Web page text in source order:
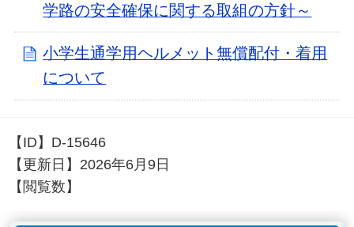
学路の安全確保に関する取組の方針～
小学生通学用ヘルメット無償配付・着用
について
【ID】 D-15646
【更新日】 2026年6月9日
【閲覧数】